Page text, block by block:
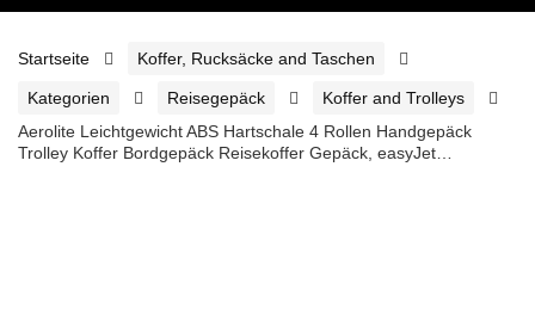
Startseite Koffer, Rucksäcke and Taschen
Kategorien Reisegepäck
Koffer and Trolleys
Aerolite Leichtgewicht ABS Hartschale 4 Rollen Handgepäck
Trolley Koffer Bordgepäck Reisekoffer Gepäck, easyJet…